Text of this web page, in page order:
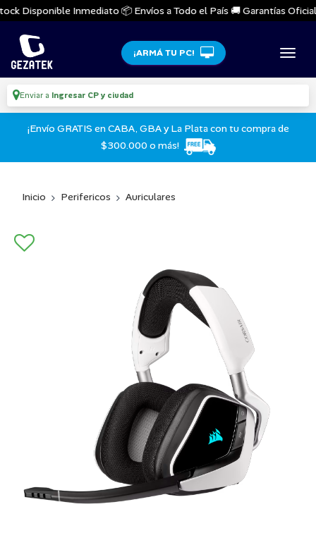
Disponible Inmediato 📦 Envíos a Todo el País 🚚 Garantías
¡ARMÁ TU PC!
Enviar a Ingresar CP y ciudad
¡Envío GRATIS en CABA, GBA y La Plata con tu compra de
$300.000 o más!
Inicio Perifericos Auriculares